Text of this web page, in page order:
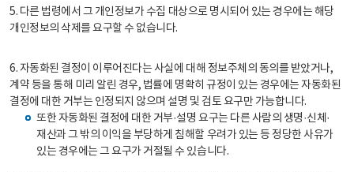
5. 다른 법령에서 그 개인정보가 수집 대상으로 명시되어 있는 경우에는 해당
개인정보의 삭제를 요구할 수 없습니다.
6. 자동화된 결정이 이루어진다는 사실에 대해 정보주체의 동의를 받았거나,
계약 등을 통해 미리 알린 경우, 법률에 명확히 규정이 있는 경우에는 자동화된
결정에 대한 거부는 인정되지 않으며 설명 및 검토 요구만 가능합니다.
또한 자동화된 결정에 대한 거부·설명 요구는 다른 사람의 생명·신체·
재산과 그 밖의 이익을 부당하게 침해할 우려가 있는 등 정당한 사유가
있는 경우에는 그 요구가 거절될 수 있습니다.